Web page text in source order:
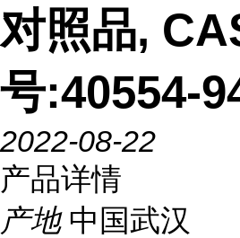
对照品,
号:40554-
2022-08-22
产品详情
产地 中国武汉